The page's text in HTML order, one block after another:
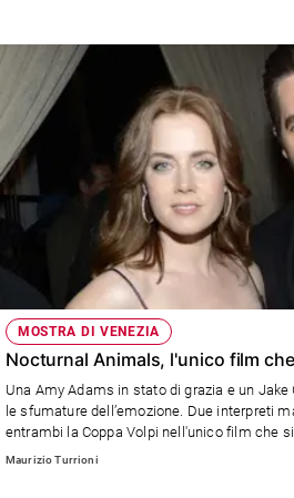
streaming
Libri
Musica
Arte
Famiglia
e
figli
Nonni
Coppia
Scuola
MOSTRA DI VENEZIA
Nocturnal Animals, l'unico film
Una Amy Adams in stato di grazia e un Jake Gyllenhaal che attraversa tutte
le sfumature dell’emozione. Due interpreti
entrambi la Coppa Volpi nell'unico film che
Leone d'Oro.
Maurizio Turrioni